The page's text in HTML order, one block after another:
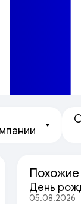
Похожие
День
05.08.2026